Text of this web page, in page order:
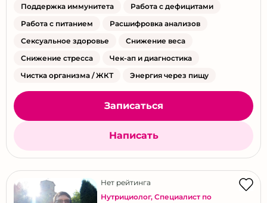
Поддержка иммунитета
Работа с дефицитами
Работа с питанием
Расшифровка анализов
Сексуальное здоровье
Снижение веса
Снижение стресса
Чек-ап и диагностика
Чистка организма / ЖКТ
Энергия через пищу
Записаться
Написать
Нет рейтинга
Нутрициолог, Специалист по